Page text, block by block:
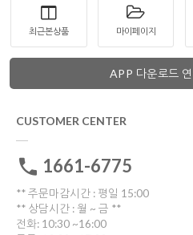
최근본상품 마이페이지
APP 다운로드 연
CUSTOMER CENTER
1661-6775
** 주문마감시간 : 평일 15:00
** 상담시간 : 월 ~ 금 **
전화: 10:30 ~16:00